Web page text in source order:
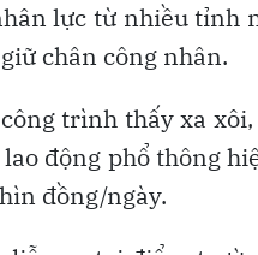
lực từ nhiều tỉnh
chân công nhân.
trình thấy xa
động phổ thông
đồng/ngày.